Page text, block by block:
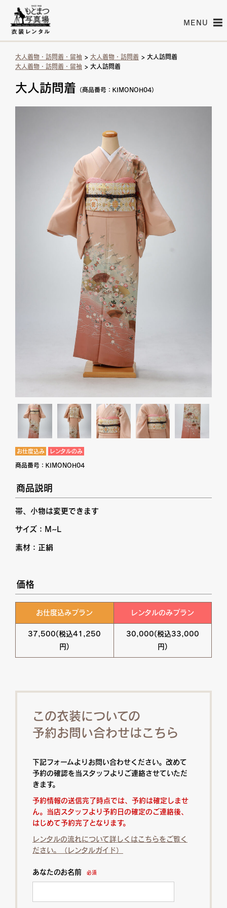
MENU
大人着物・訪問着・留袖 > 大人着物・訪問着 > 大人訪問着
大人着物・訪問着・留袖 > 大人訪問着
大人訪問着 （商品番号：KIMONOH04）
お仕度込み レンタルのみ
商品番号： KIMONOH04
商品説明
帯、小物は変更できます
サイズ：M~L
素材：正絹
価格
お仕度込みプラン
37,500(税込41,250
円)
レンタルのみプラン
30,000(税込33,000
円)
この衣装についての
予約お問い合わせはこちら
下記フォームよりお問い合わせください。改めて
予約の確認を当スタッフよりご連絡させていただ
きます。
予約情報の送信完了時点では、予約は確定しませ
ん。当店スタッフより予約日の確定のご連絡後、
はじめて予約完了となります。
レンタルの流れについて詳しくはこちらをご覧く
ださい。（レンタルガイド）
あなたのお名前 必須